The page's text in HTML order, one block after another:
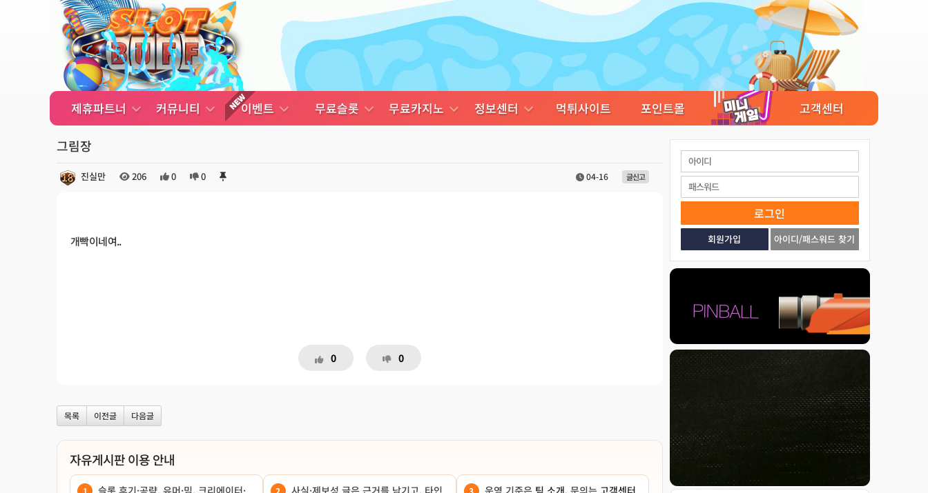
제휴파트너 커뮤니티 이벤트 무료슬롯 무료카지노 정보센터 먹튀사이트 포인트몰 고객센터
그림장
진실만 206 0 0 글신고
04-16
개빡이네여..
0 0
목록 이전글 다음글
자유게시판 이용 안내
슬롯 후기·공략, 유머·밈, 크리에이터·
사실·제보성 글은 근거를 남기고, 타인
운영 기준은 팀 소개, 문의는 고객센터
로그인
회원가입 아이디/패스워드 찾기